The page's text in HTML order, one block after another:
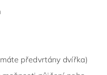
předvrtány dvířka)